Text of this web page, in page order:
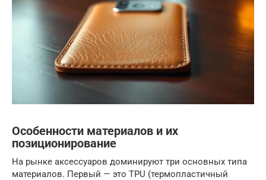
Особенности материалов и их
позиционирование
На рынке аксессуаров доминируют три основных типа
материалов. Первый — это TPU (термопластичный